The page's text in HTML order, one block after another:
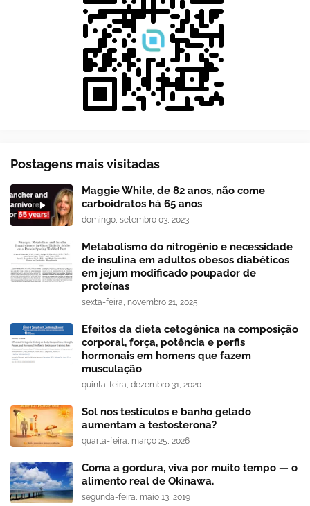
Postagens mais visitadas
Maggie White, de 82 anos, não come
carboidratos há 65 anos
domingo, setembro 03, 2023
Metabolismo do nitrogênio e necessidade
de insulina em adultos obesos diabéticos
em jejum modificado poupador de
proteínas
sexta-feira, novembro 21, 2025
Efeitos da dieta cetogênica na composição
corporal, força, potência e perfis
hormonais em homens que fazem
musculação
quinta-feira, dezembro 31, 2020
Sol nos testículos e banho gelado
aumentam a testosterona?
quarta-feira, março 25, 2026
Coma a gordura, viva por muito tempo — o
alimento real de Okinawa.
segunda-feira, maio 13, 2019